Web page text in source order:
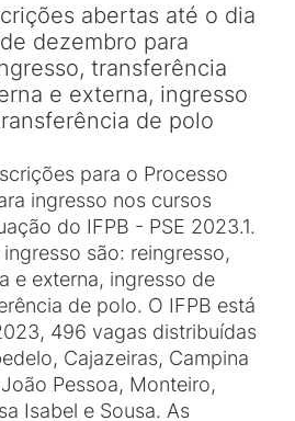
abertas até o dia
dezembro para
transferência
e externa, ingresso
de polo
para o Processo
ingresso nos cursos
do IFPB - PSE 2023.1.
são: reingresso,
e externa, ingresso de
de polo. O IFPB está
496 vagas distribuídas
Cajazeiras, Campina
Pessoa, Monteiro,
Isabel e Sousa. As